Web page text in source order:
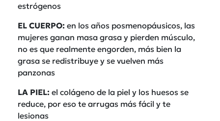
estrógenos
EL CUERPO: en los años posmenopáusicos, las
mujeres ganan masa grasa y pierden músculo,
no es que realmente engorden, más bien la
grasa se redistribuye y se vuelven más
panzonas
LA PIEL: el colágeno de la piel y los huesos se
reduce, por eso te arrugas más fácil y te
lesionas